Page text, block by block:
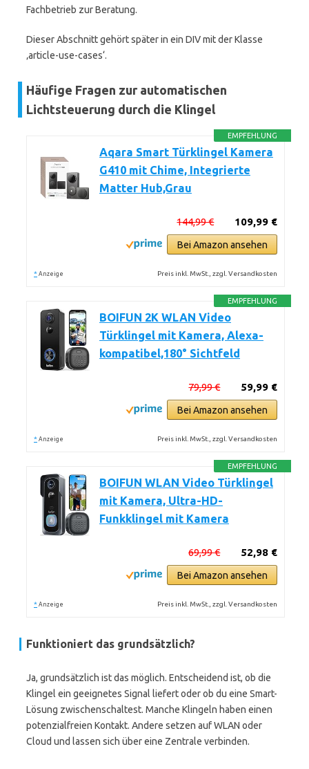
Fachbetrieb zur Beratung.
Dieser Abschnitt gehört später in ein DIV mit der Klasse
‚article-use-cases‘.
Häufige Fragen zur automatischen
Lichtsteuerung durch die Klingel
EMPFEHLUNG
Aqara Smart Türklingel Kamera
G410 mit Chime, Integrierte
Matter Hub,Grau
109,99 €
144,99 €
Bei Amazon ansehen
* Anzeige Preis inkl. MwSt., zzgl. Versandkosten
EMPFEHLUNG
BOIFUN 2K WLAN Video
Türklingel mit Kamera, Alexa-
kompatibel,180° Sichtfeld
59,99 €
79,99 €
Bei Amazon ansehen
* Anzeige Preis inkl. MwSt., zzgl. Versandkosten
EMPFEHLUNG
BOIFUN WLAN Video Türklingel
mit Kamera, Ultra-HD-
Funkklingel mit Kamera
52,98 €
69,99 €
Bei Amazon ansehen
* Anzeige Preis inkl. MwSt., zzgl. Versandkosten
Funktioniert das grundsätzlich?
Ja, grundsätzlich ist das möglich. Entscheidend ist, ob die
Klingel ein geeignetes Signal liefert oder ob du eine Smart-
Lösung zwischenschaltest. Manche Klingeln haben einen
potenzialfreien Kontakt. Andere setzen auf WLAN oder
Cloud und lassen sich über eine Zentrale verbinden.